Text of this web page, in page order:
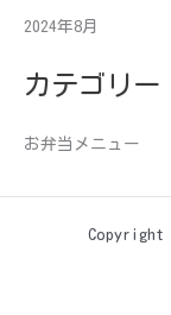
2024年8月
カテゴリー
お弁当メニュー
Copyright